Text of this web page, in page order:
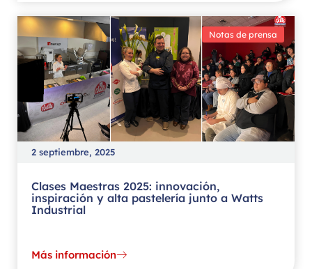
Notas de prensa
2 septiembre, 2025
Clases Maestras 2025: innovación,
inspiración y alta pastelería junto a Watts
Industrial
Más información